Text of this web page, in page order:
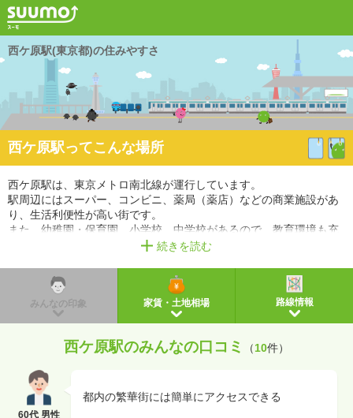
西ケ原駅(東京都)の住みやすさ
西ケ原駅ってこんな場所
西ケ原駅は、東京メトロ南北線が運行しています。
駅周辺にはスーパー、コンビニ、薬局（薬店）などの商業施設があ
り、生活利便性が高い街です。
また、幼稚園・保育園、小学校、中学校があるので、教育環境も充
※経路情報、所要時間情報は平日・日中の標準的な所要時間での乗り換え経路を採用していま
続きを読む
みんなの印象 家賃・土地相場 路線情報
西ケ原駅のみんなの口コミ （10件）
60代 男性
都内の繁華街には簡単にアクセスできる